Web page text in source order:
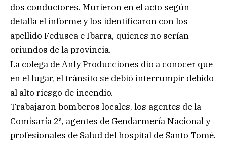
dos conductores. Murieron en el acto según
detalla el informe y los identificaron con los
apellido Fedusca e Ibarra, quienes no serían
oriundos de la provincia.
La colega de Anly Producciones dio a conocer que
en el lugar, el tránsito se debió interrumpir debido
al alto riesgo de incendio.
Trabajaron bomberos locales, los agentes de la
Comisaría 2ª, agentes de Gendarmería Nacional y
profesionales de Salud del hospital de Santo Tomé.